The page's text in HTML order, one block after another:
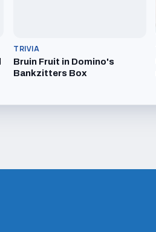
TRIVIA
Bruin Fruit in Domino's
Bankzitters Box